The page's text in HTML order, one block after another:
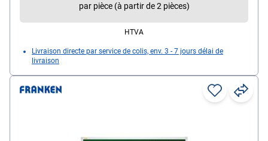
par pièce (à partir de 2 pièces)
HTVA
Livraison directe par service de colis, env. 3 - 7 jours délai de
livraison